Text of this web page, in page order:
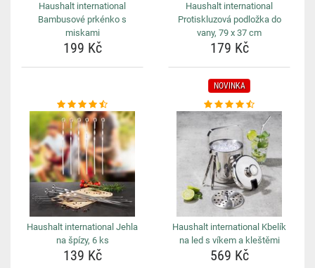
Haushalt international
Bambusové prkénko s
miskami
199 Kč
Haushalt international
Protiskluzová podložka do
vany, 79 x 37 cm
179 Kč
Haushalt international Jehla
na špízy, 6 ks
139 Kč
NOVINKA
Haushalt international Kbelík
na led s víkem a kleštěmi
569 Kč